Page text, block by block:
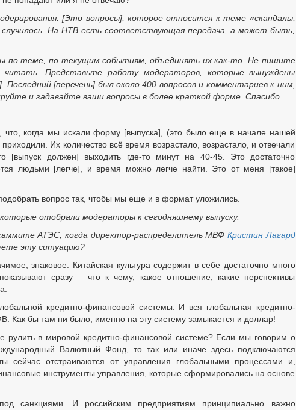
[Это вопросы], которое относится к теме «скандалы,
На НТВ есть соответствующая передача, а может быть,
по теме, по текущим событиям, объединять их как-то. Не пишите
читать. Представьте работу модераторов, которые вынуждены
[перечень] был около 400 вопросов и комментариев к ним,
и задавайте ваши вопросы в более краткой форме. Спасибо.
что, когда мы искали форму [выпуска], (это было еще в начале нашей
Их количество всё время возрастало, возрастало, и отвечали
должен] выходить где-то минут на 40-45. Это достаточно
людьми [легче], и время можно легче найти. Это от меня [такое]
вопрос так, чтобы мы еще и в формат уложились.
отобрали модераторы к сегодняшнему выпуску.
АТЭС, когда директор-распределитель МВФ Кристин Лагард
эту ситуацию?
знаковое. Китайская культура содержит в себе достаточно много
сразу – что к чему, какое отношение, какие перспективы
кредитно-финансовой системы. И вся глобальная кредитно-
Как бы там ни было, именно на эту систему замыкается и доллар!
рулить в мировой кредитно-финансовой системе? Если мы говорим о
Валютный Фонд, то так или иначе здесь подключаются
отстраиваются от управления глобальными процессами и,
инструменты управления, которые сформировались на основе
санкциями. И российским предприятиям принципиально важно